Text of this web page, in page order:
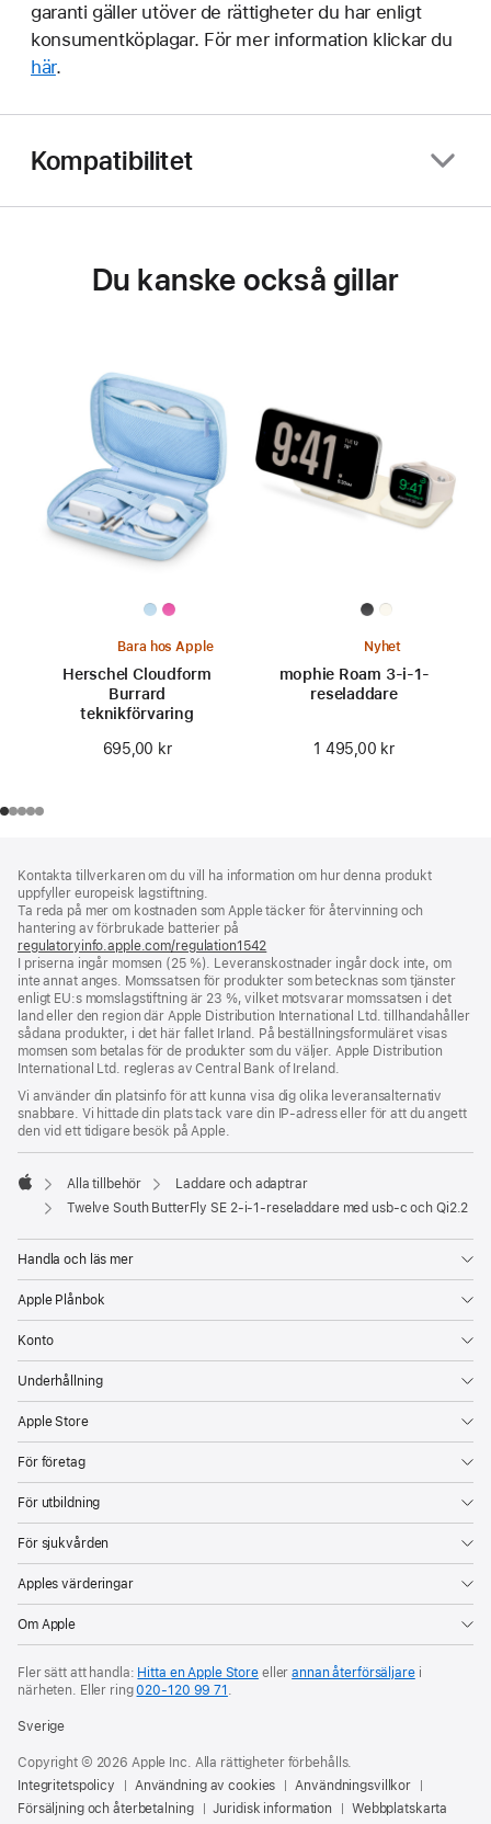
garanti gäller utöver de rättigheter du har enligt
konsumentköplagar. För mer information klickar du
här.
Kompatibilitet
Du kanske också gillar
Bara hos Apple
Herschel Cloudform
Burrard
teknikförvaring
695,00 kr
Nyhet
mophie Roam 3-i-1-
reseladdare
1 495,00 kr
Kontakta tillverkaren om du vill ha information om hur denna produkt
uppfyller europeisk lagstiftning.
Ta reda på mer om kostnaden som Apple täcker för återvinning och
hantering av förbrukade batterier på
regulatoryinfo.apple.com/regulation1542
i
ett
nytt
fönster)
I priserna ingår momsen (25 %). Leveranskostnader ingår dock inte, om
inte annat anges. Momssatsen för produkter som betecknas som tjänster
enligt EU:s momslagstiftning är 23 %, vilket motsvarar momssatsen i det
land eller den region där Apple Distribution International Ltd. tillhandahåller
sådana produkter, i det här fallet Irland. På beställningsformuläret visas
momsen som betalas för de produkter som du väljer. Apple Distribution
International Ltd. regleras av Central Bank of Ireland.
Vi använder din platsinfo för att kunna visa dig olika leveransalternativ
snabbare. Vi hittade din plats tack vare din IP-adress eller för att du angett
den vid ett tidigare besök på Apple.
Apple
Alla tillbehör
Laddare och adaptrar
Twelve South ButterFly SE 2-i-1-reseladdare med usb-c och Qi2.2
Handla och läs mer
Apple Plånbok
Konto
Underhållning
Apple Store
För företag
För utbildning
För sjukvården
Apples värderingar
Om Apple
Fler sätt att handla: Hitta en Apple Storeellerannan återförsäljarei
närheten. Eller ring020‑120 99 71 .
Sverige
Copyright © 2026 Apple Inc. Alla rättigheter förbehålls.
Integritetspolicy
Användning av cookies
Användningsvillkor
Försäljning och återbetalning
Juridisk information Webbplatskarta